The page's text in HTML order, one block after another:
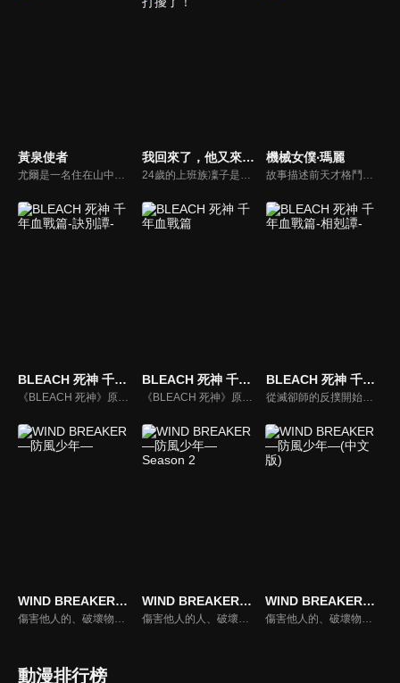
黃泉使者
尤爾是一名住在山中小村莊的獵人少年，靠著狩獵野鳥維生，與雙胞胎妹妹阿薩及村民們過著樸實的生活。然而，這樣平穩的日常卻被空中響起的""龍的叫聲""給撕裂了──安逸的村莊裡潛藏著傳承與謎團，這個村裡究竟藏著什麼祕密呢？尤爾的命運又會如何？謎團與不可思議縱橫交錯的嶄新使者戰鬥──緊張刺激的幻怪奇幻譚，現在揭開序幕。
我回來了，他又來打擾了！
24歲的上班族凜子是個獨居的隱性宅女。在忙碌的生活中，她總是靠著自己最喜歡的動畫和漫畫來療癒每天的疲憊。但每當她看起動畫，右邊鄰居就會發出猛烈地「敲牆聲」！於是凜子請左邊的鄰居，爽朗又紳士的佐槻幫忙，沒想到牆壁竟然被一腳踹破，隨之出現的竟是凜子最喜歡的漫畫《兔貓部》的原作者兔春老師！？因為牆壁破洞而產生交集的三人，所展開「有點奇怪」的三角關係合租生活，就此揭開序幕！
機械女僕‧瑪麗
故事描述前天才格鬥家‧瑪麗現在的新工作是大財閥的繼承人‧亞瑟的專屬女僕。 然而，由於亞瑟十分冷酷&超級討厭人類，她只好假扮成機器人。如果被發現是人類一定會小命不保，但亞瑟對無機物卻非常溫柔……意想不到的溺愛路線！？ 而且，刺客還接連出現──！？ 爆笑又甜蜜的最強戀愛喜劇就此展開。
BLEACH 死神 千年血戰篇-訣別譚- BLEACH 死神 千年血戰篇 BLEACH 死神 千年血戰篇-相剋譚-
從滅卻師的反撲開始，曾經被封印的滅卻師之王優哈巴哈帶領一眾滅卻師組成「看不見的帝國」，他們攻佔虛圈,並且向屍魂界宣戰。他們蓄積已久的實力將剛經過內亂的護廷十三隊打得傷亡慘重，死亡的陰影壟罩整個屍魂界，收到求救訊息的一護與夥伴們無懼地踏上征途,背負著所有人的期望，一護將與滅卻師們展開決戰…。
WIND BREAKER—防風少年—
傷害他人的、破壞物品的人，那些將惡意帶到這裡的傢伙，不管有多少人，「防風鈴」都會將他們全部肅清――！偏差值最底層、打架最強。風鈴高中作為一間超不良學校遠近馳名。為了爬上那裡的「頂點」，高中一年級生・櫻遙從「外面」來到了這個城鎮。然而，現在的風鈴高中有一群守護城鎮，人稱「防風鈴」的集團坐鎮――！？不良高中生・櫻的英雄傳說，將在這裡揭開序幕！
WIND BREAKER—防風少年— Season 2
傷害他人的人、破壞事物的人、帶著惡意而來的人——無論是誰，都會被「防風鈴」徹底清除！以超不良校而聞名的風鈴高中。為奪取這所學校的頂點，來自城外的高一新生——櫻遙。然而，現在的風鈴高中已成為了名為「防風鈴」的組織，櫻的頂點之道開始改變。作為級長，為了守護而戰鬥的櫻，邁向新的舞台！
WIND BREAKER—防風少年—(中文版)
傷害他人的、破壞物品的人，那些將惡意帶到這裡的傢伙，不管有多少人，「防風鈴」都會將他們全部肅清――！偏差值最底層、打架最強。風鈴高中作為一間超不良學校遠近馳名。為了爬上那裡的「頂點」，高中一年級生・櫻遙從「外面」來到了這個城鎮。然而，現在的風鈴高中有一群守護城鎮，人稱「防風鈴」的集團坐鎮――！？不良高中生・櫻的英雄傳說，將在這裡揭開序幕！
動漫排行榜